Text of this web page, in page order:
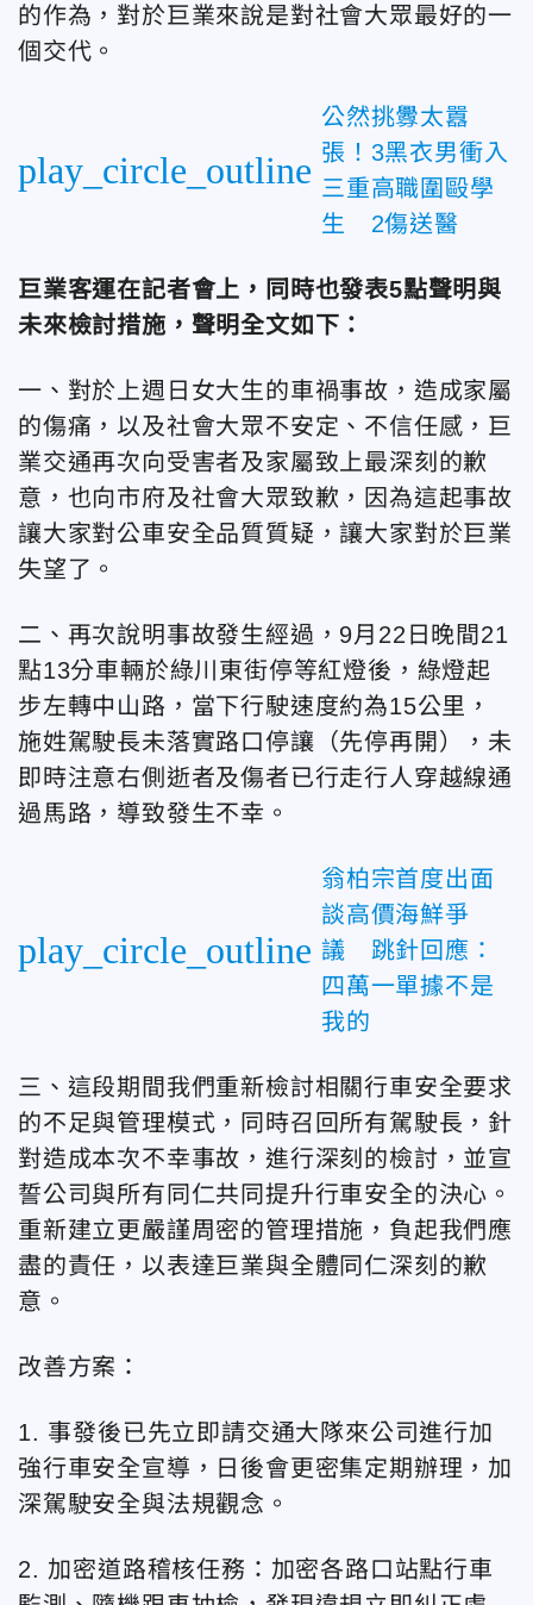
的作為，對於巨業來說是對社會大眾最好的一
個交代。
play_circle_outline
公然挑釁太囂
張！3黑衣男衝入
三重高職圍毆學
生 2傷送醫
巨業客運在記者會上，同時也發表5點聲明與
未來檢討措施，聲明全文如下：
一、對於上週日女大生的車禍事故，造成家屬
的傷痛，以及社會大眾不安定、不信任感，巨
業交通再次向受害者及家屬致上最深刻的歉
意，也向市府及社會大眾致歉，因為這起事故
讓大家對公車安全品質質疑，讓大家對於巨業
失望了。
二、再次說明事故發生經過，9月22日晚間21
點13分車輛於綠川東街停等紅燈後，綠燈起
步左轉中山路，當下行駛速度約為15公里，
施姓駕駛長未落實路口停讓（先停再開），未
即時注意右側逝者及傷者已行走行人穿越線通
過馬路，導致發生不幸。
play_circle_outline
翁柏宗首度出面
談高價海鮮爭
議 跳針回應：
四萬一單據不是
我的
三、這段期間我們重新檢討相關行車安全要求
的不足與管理模式，同時召回所有駕駛長，針
對造成本次不幸事故，進行深刻的檢討，並宣
誓公司與所有同仁共同提升行車安全的決心。
重新建立更嚴謹周密的管理措施，負起我們應
盡的責任，以表達巨業與全體同仁深刻的歉
意。
改善方案：
1. 事發後已先立即請交通大隊來公司進行加
強行車安全宣導，日後會更密集定期辦理，加
深駕駛安全與法規觀念。
2. 加密道路稽核任務：加密各路口站點行車